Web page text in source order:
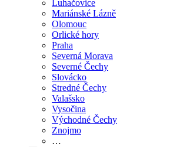
Luhačovice
Mariánské Lázně
Olomouc
Orlické hory
Praha
Severná Morava
Severné Čechy
Slovácko
Stredné Čechy
Valašsko
Vysočina
Východné Čechy
Znojmo
…